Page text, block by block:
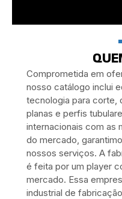
Comprometida em
nosso catálogo inclui
tecnologia para corte,
planas e perfis
internacionais com as
do mercado,
nossos serviços. A
é feita por um player
mercado. Essa
industrial de